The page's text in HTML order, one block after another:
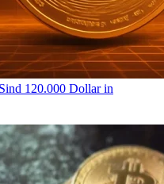
120.000 Dollar in